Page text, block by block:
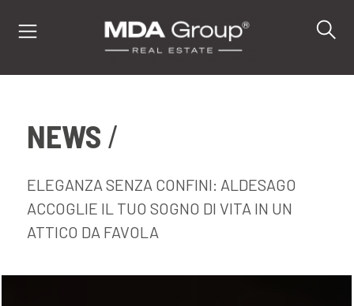
NEWS
ELEGANZA SENZA CONFINI: ALDESAGO
ACCOGLIE IL TUO SOGNO DI VITA IN UN
ATTICO DA FAVOLA
IMMOBILI
ACQUISTA